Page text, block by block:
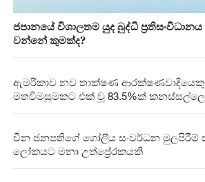
ජපානයේ විශාලතම යුද බුද්ධි
වන්නේ කුමක්ද?
ඇමරිකාව නව තාක්ෂණ ආරක්ෂණවාදියෙකු
මතවිමසුමකට එක් වූ 83.5%ක්
චීන ජනපතිගේ ගෝලීය සංවර්ධන මුලපිරීම්
ලෝකයට මනා උත්ප්‍රේරකයකි